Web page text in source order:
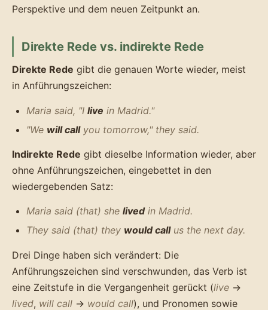
Perspektive und dem neuen Zeitpunkt an.
Direkte Rede vs. indirekte Rede
Direkte Rede gibt die genauen Worte wieder, meist
in Anführungszeichen:
Maria said, "I live in Madrid."
"We will callyou tomorrow," they said.
Indirekte Rede gibt dieselbe Information wieder, aber
ohne Anführungszeichen, eingebettet in den
wiedergebenden Satz:
Maria said (that) she livedin Madrid.
They said (that) they would callus the next day.
Drei Dinge haben sich verändert: Die
Anführungszeichen sind verschwunden, das Verb ist
eine Zeitstufe in die Vergangenheit gerückt (live →
lived, will call → would call), und Pronomen sowie